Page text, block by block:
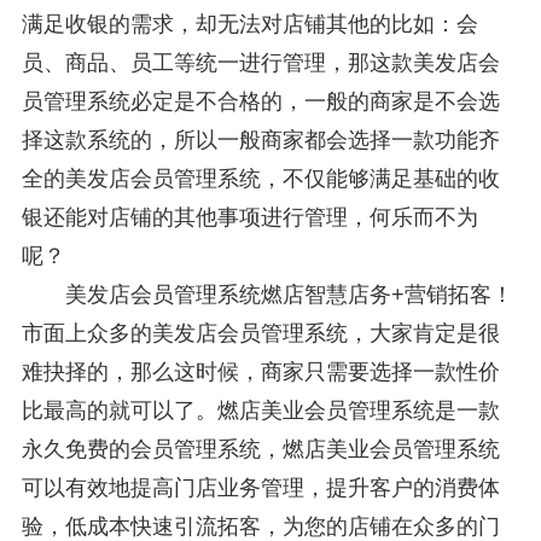
满足收银的需求，却无法对店铺其他的比如：会
员、商品、员工等统一进行管理，那这款美发店会
员管理系统必定是不合格的，一般的商家是不会选
择这款系统的，所以一般商家都会选择一款功能齐
全的美发店会员管理系统，不仅能够满足基础的收
银还能对店铺的其他事项进行管理，何乐而不为
呢？
美发店会员管理系统燃店智慧店务+营销拓客！
市面上众多的美发店会员管理系统，大家肯定是很
难抉择的，那么这时候，商家只需要选择一款性价
比最高的就可以了。燃店美业会员管理系统是一款
永久免费的会员管理系统，燃店美业会员管理系统
可以有效地提高门店业务管理，提升客户的消费体
验，低成本快速引流拓客，为您的店铺在众多的门